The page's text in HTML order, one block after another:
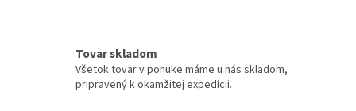
Tovar skladom
Všetok tovar v ponuke máme u nás skladom,
pripravený k okamžitej expedícii.